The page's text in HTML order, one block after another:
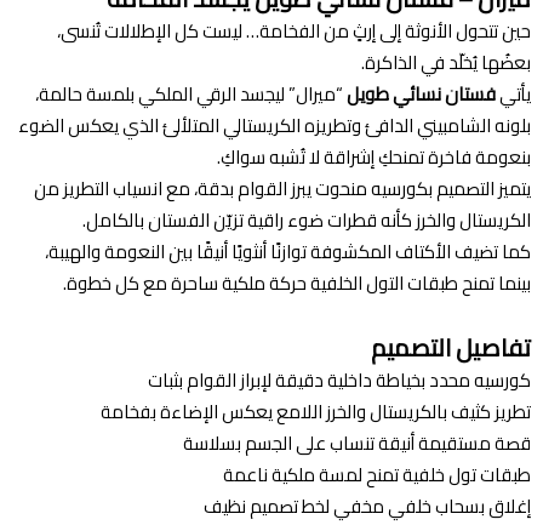
حين تتحول الأنوثة إلى إرثٍ من الفخامة… ليست كل الإطلالات تُنسى،
بعضُها يُخلّد في الذاكرة.
يأتيفستان نسائي طويل“ميرال” ليجسد الرقي الملكي بلمسة حالمة،
بلونه الشامبيني الدافئ وتطريزه الكريستالي المتلألئ الذي يعكس الضوء
بنعومة فاخرة تمنحكِ إشراقة لا تُشبه سواكِ.
يتميز التصميم بكورسيه منحوت يبرز القوام بدقة، مع انسياب التطريز من
الكريستال والخرز كأنه قطرات ضوء راقية تزيّن الفستان بالكامل.
كما تضيف الأكتاف المكشوفة توازنًا أنثويًا أنيقًا بين النعومة والهيبة،
بينما تمنح طبقات التول الخلفية حركة ملكية ساحرة مع كل خطوة.
تفاصيل التصميم
كورسيه محدد بخياطة داخلية دقيقة لإبراز القوام بثبات
تطريز كثيف بالكريستال والخرز اللامع يعكس الإضاءة بفخامة
قصة مستقيمة أنيقة تنساب على الجسم بسلاسة
طبقات تول خلفية تمنح لمسة ملكية ناعمة
إغلاق بسحاب خلفي مخفي لخط تصميم نظيف